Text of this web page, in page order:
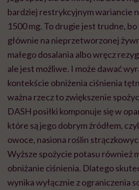
bardziej restrykcyjnym wariancie
1500 mg. To drugie jest trudne,
głównie na nieprzetworzonej
małego dosalania albo wręcz
ale jest możliwe. I może dawać
kontekście obniżenia ciśnienia
ważna rzecz to zwiększenie
DASH posiłki komponuje się w
które są jego dobrym źródłem,
owoce, nasiona roślin
Wyższe spożycie potasu również
obniżanie ciśnienia. Dlatego
wynika wyłącznie z ograniczenia